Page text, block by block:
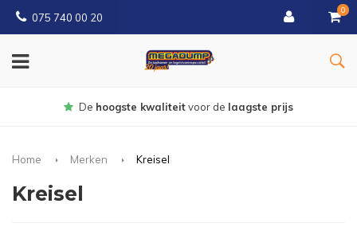
075 740 00 20
0
Gratisbezorgd vanaf € 150
Home Merken Kreisel
Kreisel